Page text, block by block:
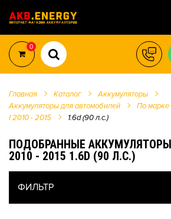
0
Главная Каталог
Аккумуляторы
Аккумуляторы для автомобилей
По марке
I 2010 - 2015
1.6d (90 л.с.)
ПОДОБРАННЫЕ АККУМУЛЯТОРЫ
2010 - 2015 1.6D (90 Л.С.)
ФИЛЬТР